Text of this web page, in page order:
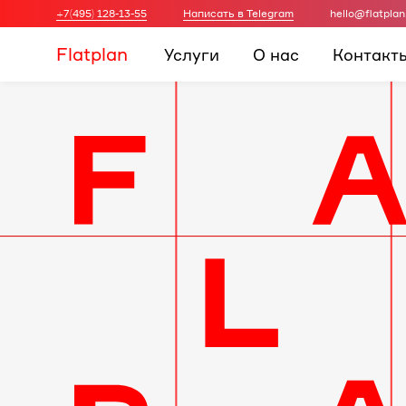
+7(495) 128-13-55 Написать в Telegram
Flatplan Услуги О нас
Дизайн-
интерьера